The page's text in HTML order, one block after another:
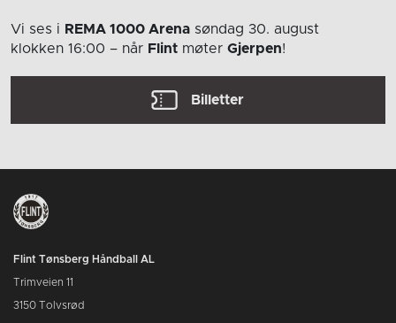
Vi ses i REMA 1000 Arena søndag 30. august
klokken 16:00 – når Flint møter Gjerpen!
Billetter
Flint Tønsberg Håndball AL
Trimveien 11
3150 Tolvsrød